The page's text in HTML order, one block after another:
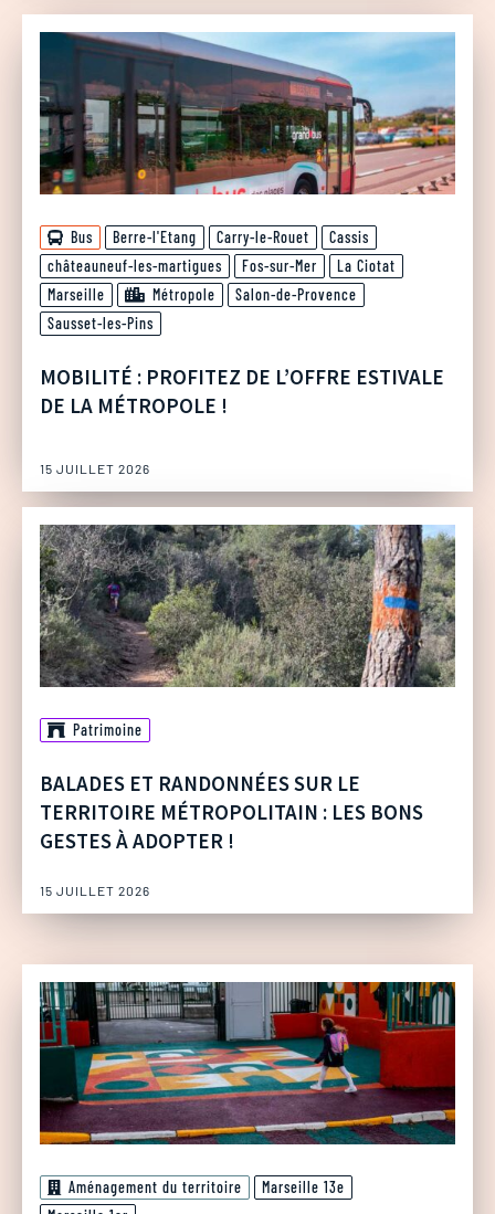
Bus Berre-l'Etang Carry-le-Rouet
Cassis
châteauneuf-les-martigues
Fos-sur-Mer
La Ciotat
Marseille
Métropole
Salon-de-Provence
Sausset-les-Pins
MOBILITÉ : PROFITEZ DE L’OFFRE ESTIVALE
DE LA MÉTROPOLE !
15 JUILLET 2026
Patrimoine
BALADES ET RANDONNÉES SUR LE
TERRITOIRE MÉTROPOLITAIN : LES BONS
GESTES À ADOPTER !
15 JUILLET 2026
Aménagement du territoire
Marseille 13e